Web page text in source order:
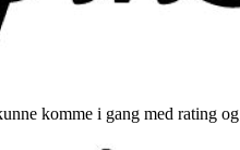
komme i gang med rating og